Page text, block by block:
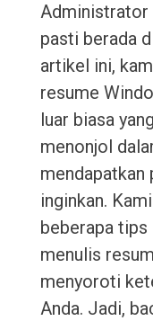
Administrator
pasti berada
artikel ini,
resume
luar biasa
menonjol
mendapatkan
inginkan.
beberapa
menulis
menyoroti
Anda. Jadi,